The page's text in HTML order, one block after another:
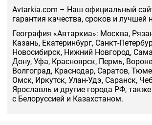
Аvtarkia.com – Наш официальный
гарантия качества, сроков и лучшей
География «Автаркиа»: Москва,
Казань, Екатеринбург, Санкт-
Новосибирск, Нижний Новгород,
Дону, Уфа, Красноярск, Пермь,
Волгоград, Краснодар, Саратов,
Омск, Иркутск, Улан-Удэ, Саранск,
Ярославль и другие города РФ,
с Белоруссией и Казахстаном.